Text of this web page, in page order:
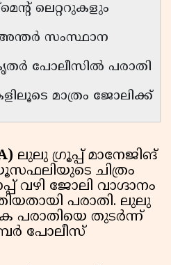
ലെറ്ററുകളും
അന്തർ സംസ്ഥാന
പോലീസിൽ പരാതി
മാത്രം ജോലിക്ക്
ലുലു ഗ്രൂപ്പ് മാനേജിങ്
ചിത്രം
വഴി ജോലി വാഗ്ദാനം
പരാതി. ലുലു
പരാതിയെ തുടർന്ന്
പോലീസ്